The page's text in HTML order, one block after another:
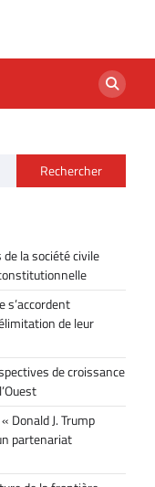
Rechercher
la société civile
s’accordent
de leur
de croissance
Donald J. Trump
partenariat